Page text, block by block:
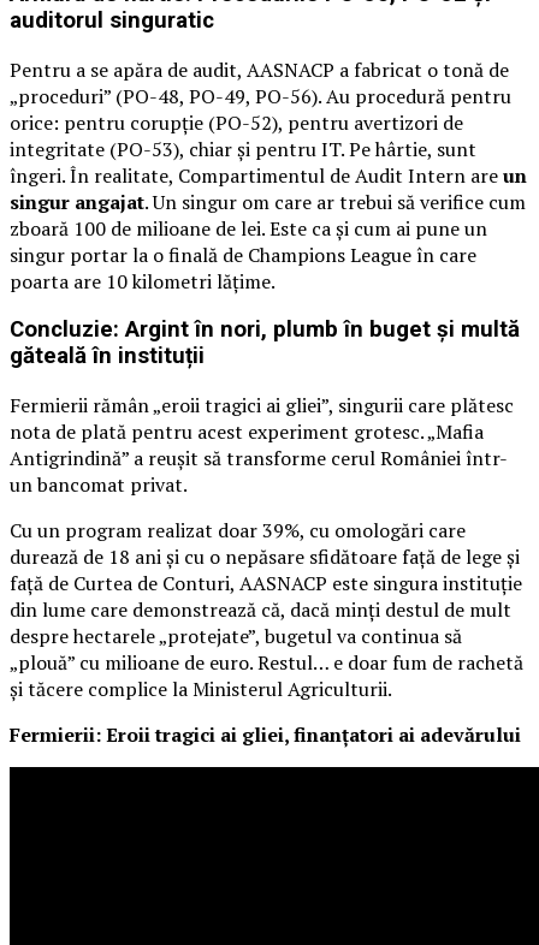
auditorul singuratic
Pentru a se apăra de audit, AASNACP a fabricat o tonă de
„proceduri” (PO-48, PO-49, PO-56). Au procedură pentru
orice: pentru corupție (PO-52), pentru avertizori de
integritate (PO-53), chiar și pentru IT. Pe hârtie, sunt
îngeri. În realitate, Compartimentul de Audit Intern areun
singur angajat. Un singur om care ar trebui să verifice cum
zboară 100 de milioane de lei. Este ca și cum ai pune un
singur portar la o finală de Champions League în care
poarta are 10 kilometri lățime.
Concluzie: Argint în nori, plumb în buget și multă
găteală în instituții
Fermierii rămân „eroii tragici ai gliei”, singurii care plătesc
nota de plată pentru acest experiment grotesc. „Mafia
Antigrindină” a reușit să transforme cerul României într-
un bancomat privat.
Cu un program realizat doar 39%, cu omologări care
durează de 18 ani și cu o nepăsare sfidătoare față de lege și
față de Curtea de Conturi, AASNACP este singura instituție
din lume care demonstrează că, dacă minți destul de mult
despre hectarele „protejate”, bugetul va continua să
„plouă” cu milioane de euro. Restul… e doar fum de rachetă
și tăcere complice la Ministerul Agriculturii.
Fermierii: Eroii tragici ai gliei, finanțatori ai adevărului